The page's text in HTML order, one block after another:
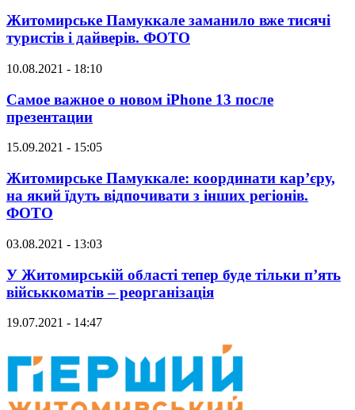
Житомирське Памуккале заманило вже тисячі
туристів і дайверів. ФОТО
10.08.2021 - 18:10
Самое важное о новом iPhone 13 после
презентации
15.09.2021 - 15:05
Житомирське Памуккале: координати кар’єру,
на який їдуть відпочивати з інших регіонів.
ФОТО
03.08.2021 - 13:03
У Житомирській області тепер буде тільки п’ять
військкоматів – реорганізація
19.07.2021 - 14:47